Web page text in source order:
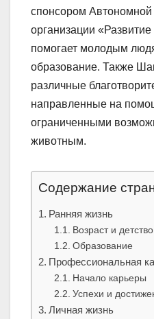
спонсором Автономной
организации
помогает молодым
образование. Также
различные
направленные на
ограниченными
животным.
Содержание
Ранняя жизнь
Возраст и детство
Образование
Профессиональная
Начало карьеры
Успехи и
Личная жизнь